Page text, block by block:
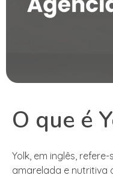
O que é
Yolk, em inglês,
amarelada e nutritiva